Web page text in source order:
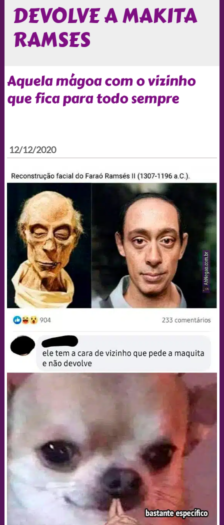
DEVOLVE A MAKITA
RAMSES
Aquela mágoa com o vizinho
que fica para todo sempre
12/12/2020